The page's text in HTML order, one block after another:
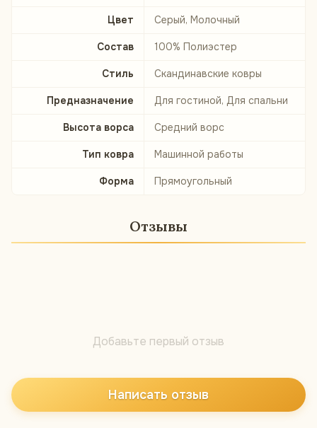
Цвет Серый, Молочный
Состав 100% Полиэстер
Стиль Скандинавские ковры
Предназначение Для гостиной, Для спальни
Высота ворса Средний ворс
Тип ковра Машинной работы
Форма Прямоугольный
Отзывы
Добавьте первый отзыв
Написать отзыв